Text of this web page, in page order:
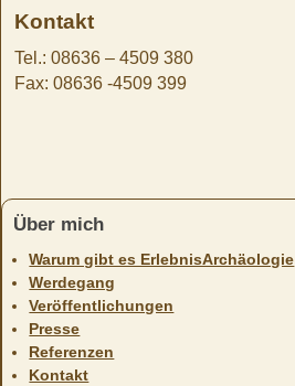
Kontakt
Tel.: 08636 – 4509 380
Fax: 08636 -4509 399
Über mich
Warum gibt es ErlebnisArchäologie
Werdegang
Veröffentlichungen
Presse
Referenzen
Kontakt